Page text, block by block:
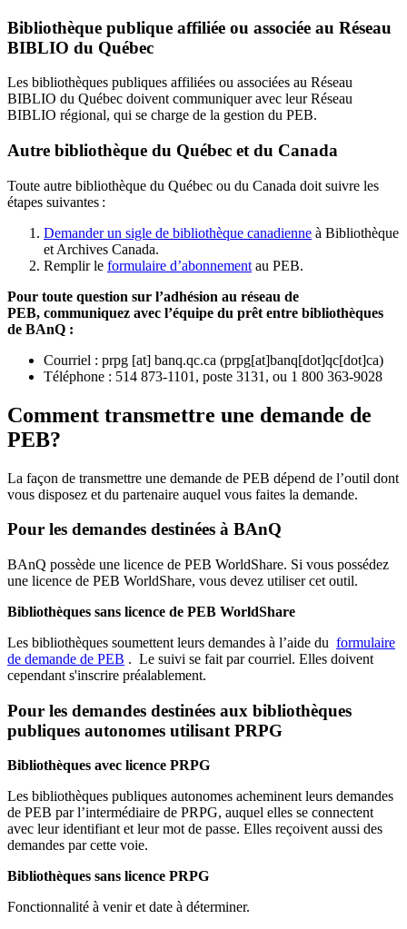
Bibliothèque publique affiliée ou associée au Réseau
BIBLIO du Québec
Les bibliothèques publiques affiliées ou associées au Réseau
BIBLIO du Québec doivent communiquer avec leur Réseau
BIBLIO régional, qui se charge de la gestion du PEB.
Autre bibliothèque du Québec et du Canada
Toute autre bibliothèque du Québec ou du Canada doit suivre les
étapes suivantes :
Demander un sigle de bibliothèque canadienne à Bibliothèque
et Archives Canada.
Remplir le formulaire d’abonnement au PEB.
Pour toute question sur l’adhésion au réseau de
PEB, communiquez avec l’équipe du prêt entre bibliothèques
de BAnQ :
Courriel : prpg [at] banq.qc.ca (prpg[at]banq[dot]qc[dot]ca)
Téléphone : 514 873-1101, poste 3131, ou 1 800 363-9028
Comment transmettre une demande de
PEB?
La façon de transmettre une demande de PEB dépend de l’outil dont
vous disposez et du partenaire auquel vous faites la demande.
Pour les demandes destinées à BAnQ
BAnQ possède une licence de PEB WorldShare. Si vous possédez
une licence de PEB WorldShare, vous devez utiliser cet outil.
Bibliothèques sans licence de PEB WorldShare
Les bibliothèques soumettent leurs demandes à l’aide du formulaire
de demande de PEB . Le suivi se fait par courriel. Elles doivent
cependant s'inscrire préalablement.
Pour les demandes destinées aux bibliothèques
publiques autonomes utilisant PRPG
Bibliothèques avec licence PRPG
Les bibliothèques publiques autonomes acheminent leurs demandes
de PEB par l’intermédiaire de PRPG, auquel elles se connectent
avec leur identifiant et leur mot de passe. Elles reçoivent aussi des
demandes par cette voie.
Bibliothèques sans licence PRPG
Fonctionnalité à venir et date à déterminer.